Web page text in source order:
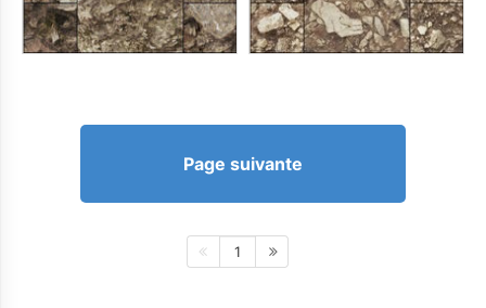
Page suivante
1